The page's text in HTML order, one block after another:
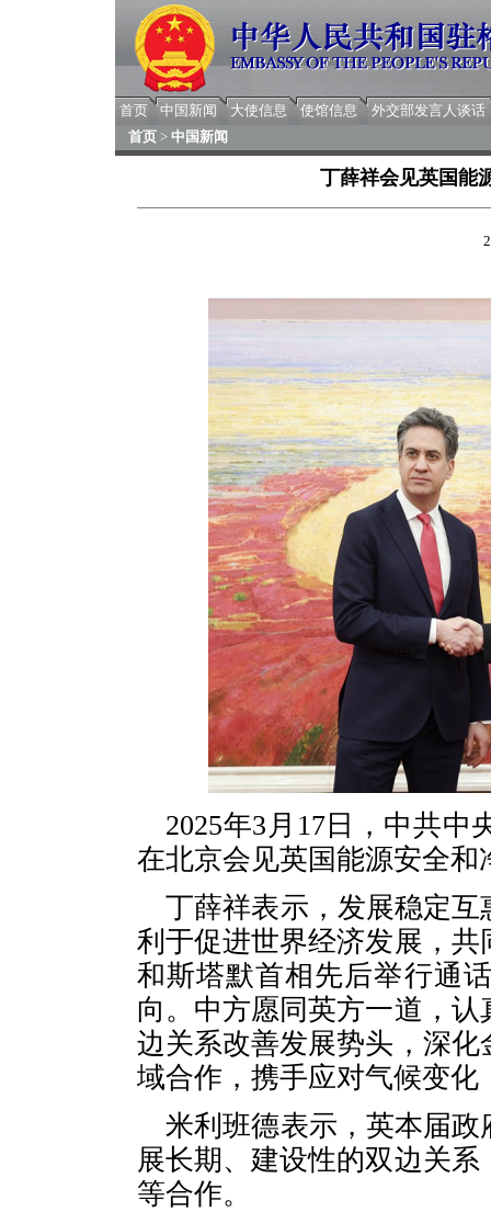
首页 中国新闻 大使信息 使馆信息
外交部发言人谈话
首页 > 中国新闻
丁薛祥会见英国能
2025年3月17日，中共
在北京会见英国能源安全
丁薛祥表示，发展稳定
利于促进世界经济发展，
和斯塔默首相先后举行通
向。中方愿同英方一道，
边关系改善发展势头，深
域合作，携手应对气候变
米利班德表示，英本届
展长期、建设性的双边关
等合作。